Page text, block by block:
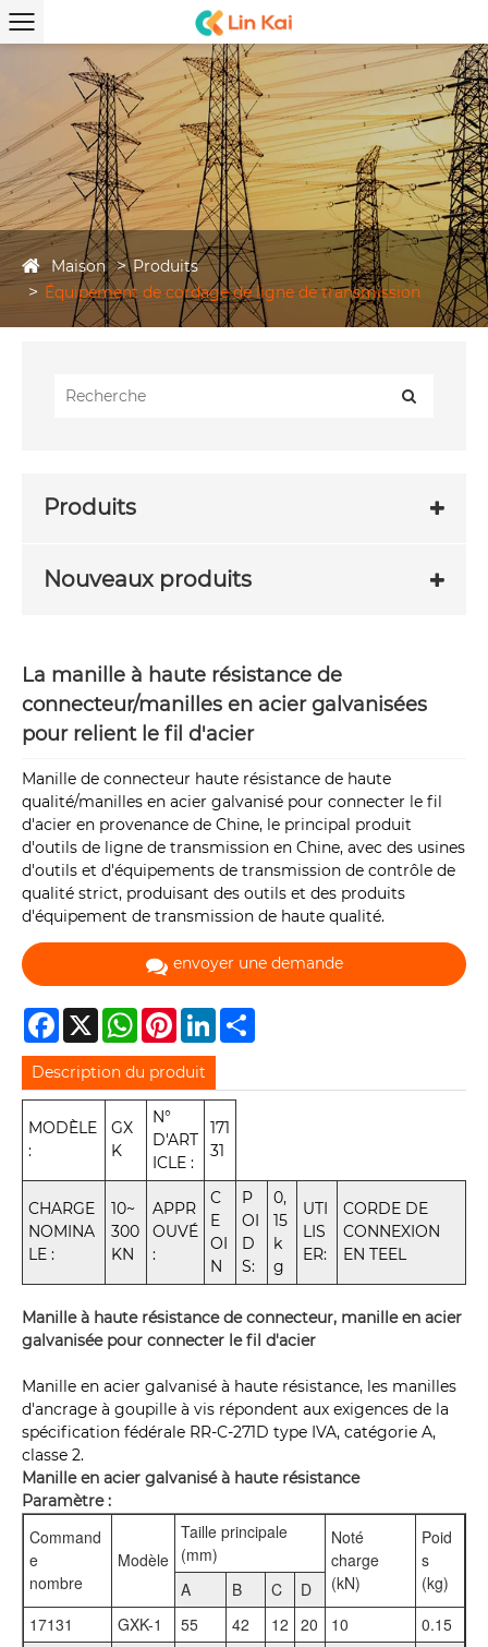
Maison
Produits
Équipement de cordage de ligne de transmission
Produits
Nouveaux produits
La manille à haute résistance de
connecteur/manilles en acier galvanisées
pour relient le fil d'acier
Manille de connecteur haute résistance de haute
qualité/manilles en acier galvanisé pour connecter le fil
d'acier en provenance de Chine, le principal produit
d'outils de ligne de transmission en Chine, avec des usines
d'outils et d'équipements de transmission de contrôle de
qualité strict, produisant des outils et des produits
d'équipement de transmission de haute qualité.
envoyer une demande
Facebook
X WhatsAppPinterestLinkedIn
Description du produit
MODÈLE
:
GX
K
N°
D'ART
ICLE :
171
31
CHARGE
NOMINA
LE :
10~
300
KN
APPR
OUVÉ
:
C
E
OI
N
P
OI
D
S:
0,
15
k
g
UTI
LIS
ER:
CORDE DE
CONNEXION
EN TEEL
Manille à haute résistance de connecteur, manille en acier
galvanisée pour connecter le fil d'acier
Manille en acier galvanisé à haute résistance, les manilles
d'ancrage à goupille à vis répondent aux exigences de la
spécification fédérale RR-C-271D type IVA, catégorie A,
classe 2.
Manille en acier galvanisé à haute résistance
Paramètre :
Command
e
nombre
Modèle
Taille principale
(mm)
Noté
charge
(kN)
Poid
s
(kg)
A B C
D
17131
GXK-1 55 42 12 20 10
0.15